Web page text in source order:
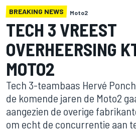
BREAKING NEWS Moto2
TECH 3 VREEST
OVERHEERSING
MOTO2
Tech 3-teambaas Hervé
de komende jaren de Moto2
aangezien de overige
om echt de concurrentie aan